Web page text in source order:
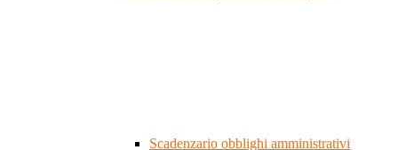
Scadenzario obblighi amministrativi